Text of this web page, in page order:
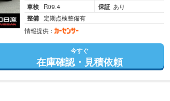
車検
R09.4 保証 あり
整備 定期点検整備有
情報提供：
今すぐ
在庫確認・見積依頼